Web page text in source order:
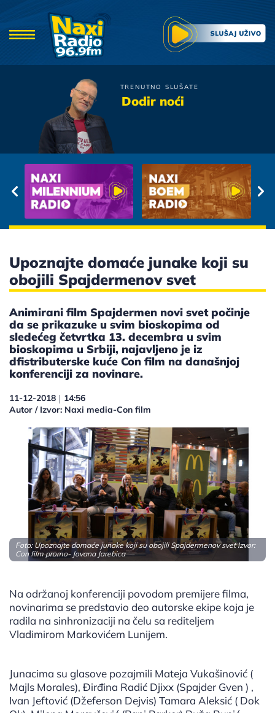
TRENUTNO SLUŠATE
Dodir noćiVlado i Rodja
Upoznajte domaće junake koji su
obojili Spajdermenov svet
Animirani film Spajdermen novi svet počinje
da se prikazuke u svim bioskopima od
sledećeg četvrtka 13. decembra u svim
bioskopima u Srbiji, najavljeno je iz
dfistributerske kuće Con film na današnjoj
konferenciji za novinare.
11-12-2018 | 14:56
Autor / Izvor: Naxi media-Con film
Foto: Upoznajte domaće junake koji su obojili Spajdermenov svet Izvor:
Con film promo- Jovana Jarebica
Na održanoj konferenciji povodom premijere filma,
novinarima se predstavio deo autorske ekipe koja je
radila na sinhronizaciji na čelu sa rediteljem
Vladimirom Markovićem Lunijem.
Junacima su glasove pozajmili Mateja Vukašinović (
Majls Morales), Đirđina Radić Djixx (Spajder Gven ) ,
Ivan Jeftović (Džeferson Dejvis) Tamara Aleksić ( Dok